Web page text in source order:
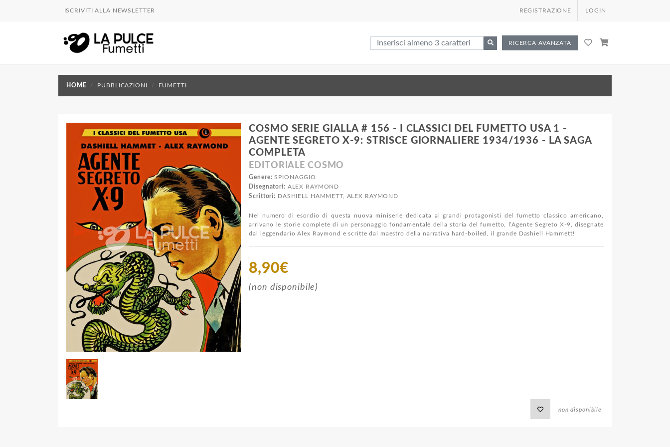
ISCRIVITI ALLA NEWSLETTER REGISTRAZIONE LOGIN
RICERCA AVANZATA
HOME PUBBLICAZIONI FUMETTI
COSMO SERIE GIALLA # 156 - I CLASSICI DEL FUMETTO USA 1 -
AGENTE SEGRETO X-9: STRISCE GIORNALIERE 1934/1936 - LA SAGA
COMPLETA
EDITORIALE COSMO
Genere: SPIONAGGIO
Disegnatori: ALEX RAYMOND
Scrittori: DASHIELL HAMMETT, ALEX RAYMOND
Nel numero di esordio di questa nuova miniserie dedicata ai grandi protagonisti del fumetto classico americano,
arrivano le storie complete di un personaggio fondamentale della storia del fumetto, l’Agente Segreto X-9, disegnate
dal leggendario Alex Raymond e scritte dal maestro della narrativa hard-boiled, il grande Dashiell Hammett!
8,90€
(non disponibile)
non disponibile